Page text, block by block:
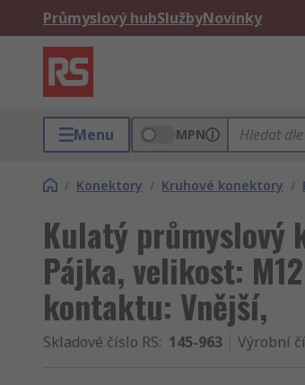
Průmyslový hubSlužbyNovinky
Menu MPN
/ Konektory / Kruhové konektory /
Kulatý průmyslový
Pájka, velikost:
kontaktu: Vnější,
Skladové číslo RS: 145-963 Výrobní